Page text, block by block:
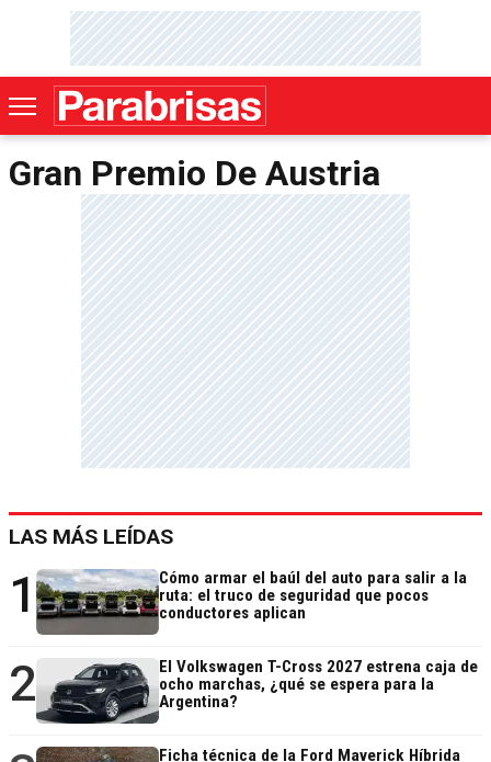
Gran Premio De Austria
LAS MÁS LEÍDAS
1
Cómo armar el baúl del auto para salir a la
ruta: el truco de seguridad que pocos
conductores aplican
2
El Volkswagen T-Cross 2027 estrena caja de
ocho marchas, ¿qué se espera para la
Argentina?
Ficha técnica de la Ford Maverick Híbrida